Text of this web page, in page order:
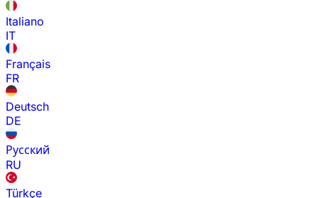
Italiano
IT
Français
FR
Deutsch
DE
Русский
RU
Türkçe